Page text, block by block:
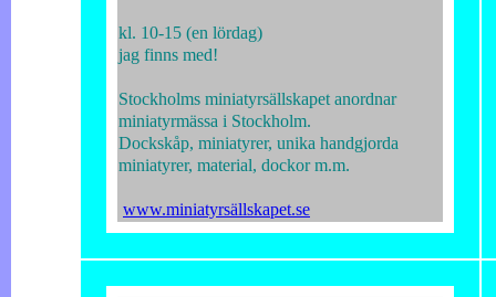
kl. 10-15 (en lördag)
jag finns med!
Stockholms miniatyrsällskapet anordnar
miniatyrmässa i Stockholm.
Dockskåp, miniatyrer, unika handgjorda
miniatyrer, material, dockor m.m.
www.miniatyrsällskapet.se